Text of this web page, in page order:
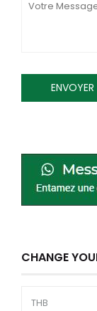
CHANGE
THB